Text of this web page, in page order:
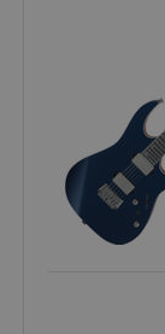
Strikt
Zonder strikt
session-id-apay